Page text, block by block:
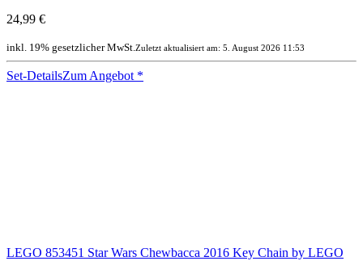
24,99 €
inkl. 19% gesetzlicher MwSt.Zuletzt aktualisiert am: 5. August 2026 11:53
Set-DetailsZum Angebot *
LEGO 853451 Star Wars Chewbacca 2016 Key Chain by LEGO